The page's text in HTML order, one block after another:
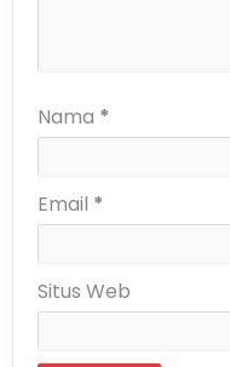
Nama *
Email *
Situs Web